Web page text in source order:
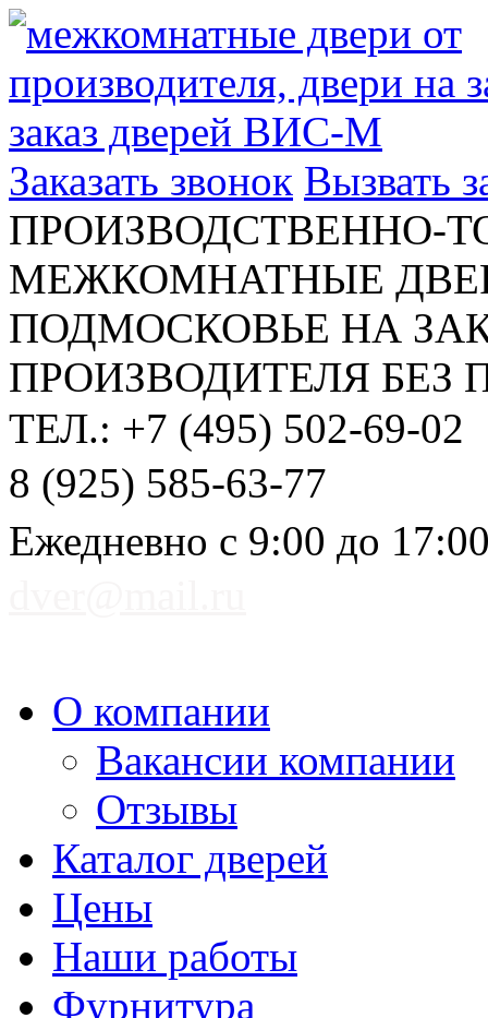
Заказать звонок Вызвать
ПРОИЗВОДСТВЕННО-
МЕЖКОМНАТНЫЕ
ПОДМОСКОВЬЕ НА
ПРОИЗВОДИТЕЛЯ БЕЗ
ТЕЛ.: +7 (495) 502-69-02
8 (925) 585-63-77
Ежедневно с 9:00 до
О компании
Вакансии компании
Отзывы
Каталог дверей
Цены
Наши работы
Фурнитура